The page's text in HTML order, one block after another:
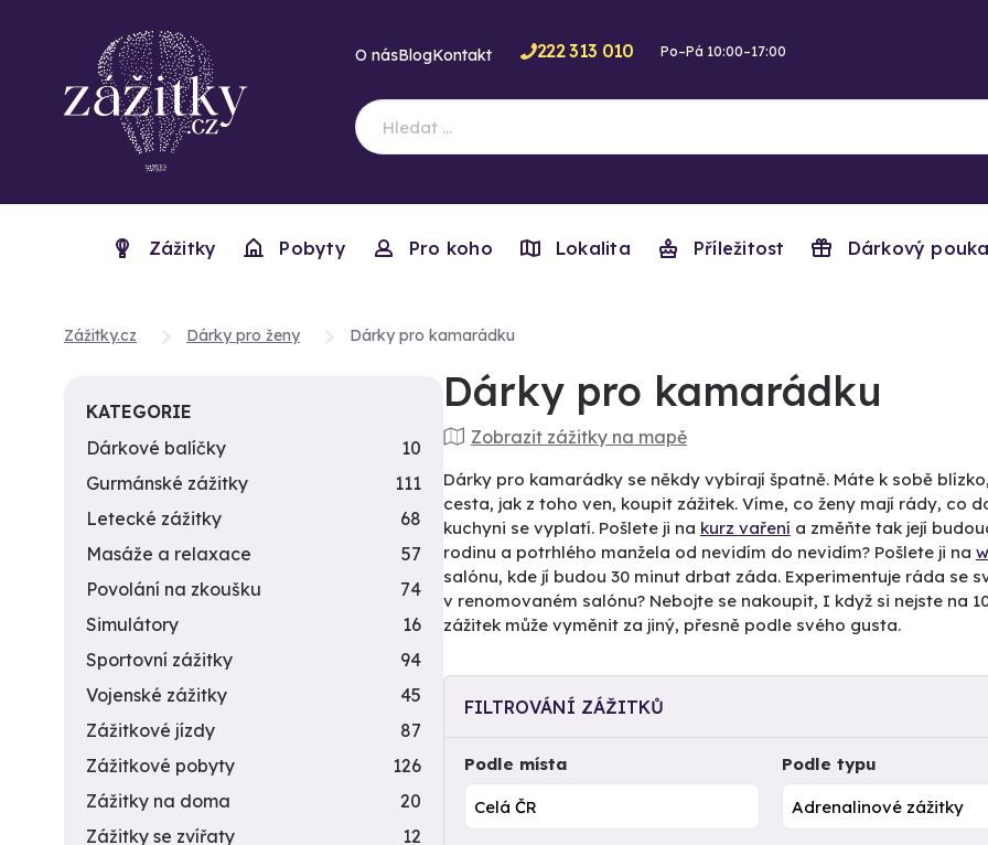
O násBlogKontakt 222 313 010 Po–Pá 10:00–17:00
Zážitky Pobyty Pro koho Lokalita Příležitost Dárkový
Zážitky.cz Dárky pro ženy Dárky pro kamarádku
Dárky pro kamarádku
Zobrazit zážitky na mapě
Dárky pro kamarádky se někdy vybírají špatně. Máte k sobě
cesta, jak z toho ven, koupit zážitek. Víme, co ženy mají rády, co
kuchyni se vyplatí. Pošlete ji na kurz vaření a změňte tak její
rodinu a potrhlého manžela od nevidím do nevidím? Pošlete ji na
salónu, kde jí budou 30 minut drbat záda. Experimentuje ráda se
v renomovaném salónu? Nebojte se nakoupit, I když si nejste na
zážitek může vyměnit za jiný, přesně podle svého gusta.
FILTROVÁNÍ ZÁŽITKŮ
Podle místa Podle typu
KATEGORIE
Dárkové balíčky
10
Gurmánské zážitky
111
Letecké zážitky
68
Masáže a relaxace
57
Povolání na zkoušku
74
Simulátory
16
Sportovní zážitky
94
Vojenské zážitky
45
Zážitkové jízdy
87
Zážitkové pobyty
126
Zážitky na doma
20
Zážitky se zvířaty
12